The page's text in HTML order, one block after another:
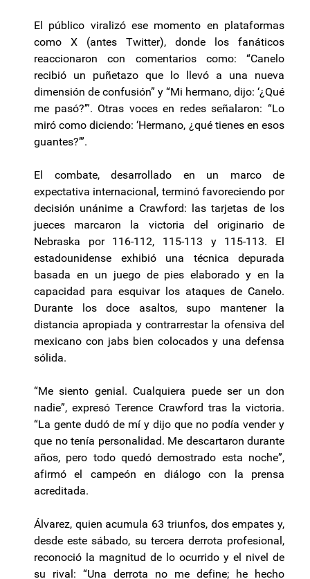
El público viralizó ese momento en plataformas
como X (antes Twitter), donde los fanáticos
reaccionaron con comentarios como: “Canelo
recibió un puñetazo que lo llevó a una nueva
dimensión de confusión” y “Mi hermano, dijo: ‘¿Qué
me pasó?’”. Otras voces en redes señalaron: “Lo
miró como diciendo: ‘Hermano, ¿qué tienes en esos
guantes?’”.
El combate, desarrollado en un marco de
expectativa internacional, terminó favoreciendo por
decisión unánime a Crawford: las tarjetas de los
jueces marcaron la victoria del originario de
Nebraska por 116-112, 115-113 y 115-113. El
estadounidense exhibió una técnica depurada
basada en un juego de pies elaborado y en la
capacidad para esquivar los ataques de Canelo.
Durante los doce asaltos, supo mantener la
distancia apropiada y contrarrestar la ofensiva del
mexicano con jabs bien colocados y una defensa
sólida.
“Me siento genial. Cualquiera puede ser un don
nadie”, expresó Terence Crawford tras la victoria.
“La gente dudó de mí y dijo que no podía vender y
que no tenía personalidad. Me descartaron durante
años, pero todo quedó demostrado esta noche”,
afirmó el campeón en diálogo con la prensa
acreditada.
Álvarez, quien acumula 63 triunfos, dos empates y,
desde este sábado, su tercera derrota profesional,
reconoció la magnitud de lo ocurrido y el nivel de
su rival: “Una derrota no me define; he hecho